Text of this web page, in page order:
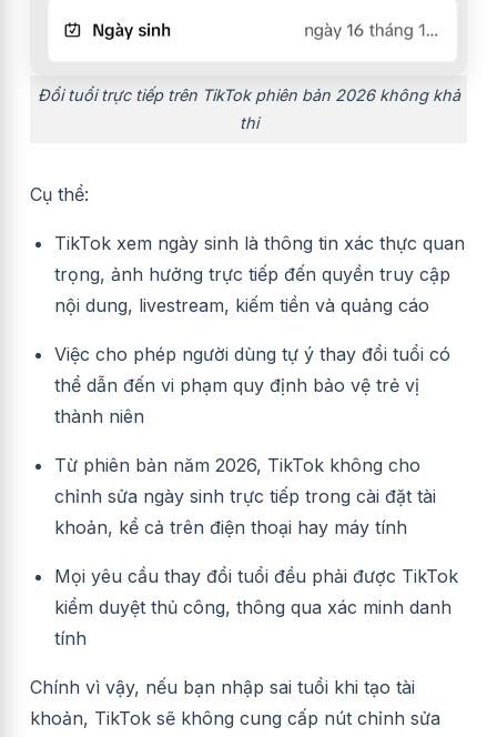
Đổi tuổi trực tiếp trên TikTok phiên bản 2026 không khả
thi
Cụ thể:
TikTok xem ngày sinh là thông tin xác thực quan
trọng, ảnh hưởng trực tiếp đến quyền truy cập
nội dung, livestream, kiếm tiền và quảng cáo
Việc cho phép người dùng tự ý thay đổi tuổi có
thể dẫn đến vi phạm quy định bảo vệ trẻ vị
thành niên
Từ phiên bản năm 2026, TikTok không cho
chỉnh sửa ngày sinh trực tiếp trong cài đặt tài
khoản, kể cả trên điện thoại hay máy tính
Mọi yêu cầu thay đổi tuổi đều phải được TikTok
kiểm duyệt thủ công, thông qua xác minh danh
tính
Chính vì vậy, nếu bạn nhập sai tuổi khi tạo tài
khoản, TikTok sẽ không cung cấp nút chỉnh sửa